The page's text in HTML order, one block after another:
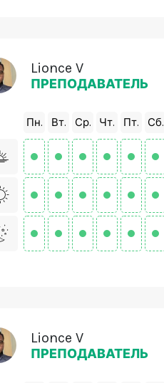
Lionce V
ПРЕПОДАВАТЕЛЬ
Пн. Вт. Ср. Чт. Пт. Сб.
Lionce V
ПРЕПОДАВАТЕЛЬ